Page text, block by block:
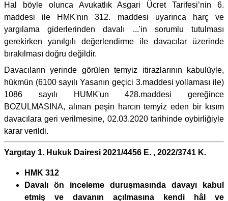
Hal böyle olunca Avukatlık Asgari Ücret Tarifesi’nin 6.
maddesi ile HMK'nın 312. maddesi uyarınca harç ve
yargılama giderlerinden davalı ...'in sorumlu tutulması
gerekirken yanılgılı değerlendirme ile davacılar üzerinde
bırakılması doğru değildir.
Davacıların yerinde görülen temyiz itirazlarının kabulüyle,
hükmün (6100 sayılı Yasanın geçici 3.maddesi yollaması ile)
1086 sayılı HUMK'un 428.maddesi gereğince
BOZULMASINA, alınan peşin harcın temyiz eden bir kısım
davacılara geri verilmesine, 02.03.2020 tarihinde oybirliğiyle
karar verildi.
Yargıtay 1. Hukuk Dairesi 2021/4456 E. , 2022/3741 K.
HMK 312
Davalı ön inceleme duruşmasında davayı kabul
etmiş ve davanın açılmasına kendi hâl ve